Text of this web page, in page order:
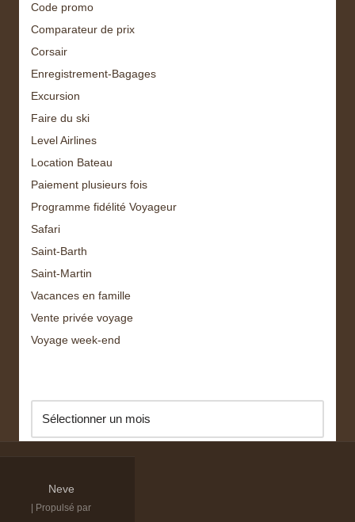
Code promo
Comparateur de prix
Corsair
Enregistrement-Bagages
Excursion
Faire du ski
Level Airlines
Location Bateau
Paiement plusieurs fois
Programme fidélité Voyageur
Safari
Saint-Barth
Saint-Martin
Vacances en famille
Vente privée voyage
Voyage week-end
Neve
| Propulsé par